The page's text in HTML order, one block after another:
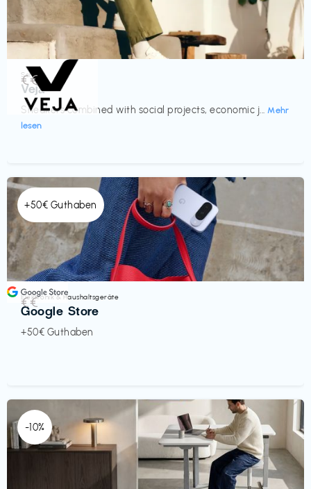
Schuhe
Veja
Sneakers combined with social projects, economic j... Mehr
lesen
€€‎
+50€ Guthaben
Elektronik & Haushaltsgeräte
Google Store
+50€ Guthaben
€€‎
-10%